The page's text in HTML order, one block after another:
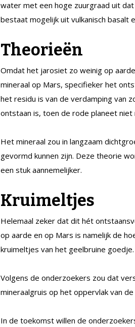
water met een hoge zuurgraad uit
bestaat mogelijk uit vulkanisch basalt
Theorieën
Omdat het jarosiet zo weinig op
mineraal op Mars, specifieker het
het residu is van de verdamping van
ontstaan is, toen de rode planeet
Het mineraal zou in langzaam
gevormd kunnen zijn. Deze theorie
een stuk aannemelijker.
Kruimeltjes
Helemaal zeker dat dit hét
op aarde en op Mars is namelijk de
kruimeltjes van het geelbruine
Volgens de onderzoekers zou dat
mineraalgruis op het oppervlak van
In de toekomst willen de